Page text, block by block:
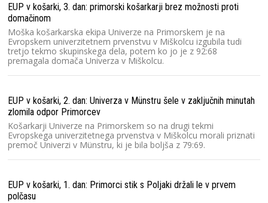
EUP v košarki, 3. dan: primorski košarkarji brez možnosti proti
domačinom
Moška košarkarska ekipa Univerze na Primorskem je na
Evropskem univerzitetnem prvenstvu v Miškolcu izgubila tudi
tretjo tekmo skupinskega dela, potem ko jo je z 92:68
premagala domača Univerza v Miškolcu.
EUP v košarki, 2. dan: Univerza v Münstru šele v zaključnih minutah
zlomila odpor Primorcev
Košarkarji Univerze na Primorskem so na drugi tekmi
Evropskega univerzitetnega prvenstva v Miškolcu morali priznati
premoč Univerzi v Münstru, ki je bila boljša z 79:69.
EUP v košarki, 1. dan: Primorci stik s Poljaki držali le v prvem
polčasu